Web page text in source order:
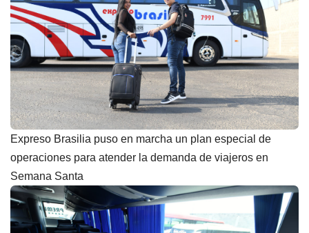
Expreso Brasilia puso en marcha un plan especial de
operaciones para atender la demanda de viajeros en
Semana Santa